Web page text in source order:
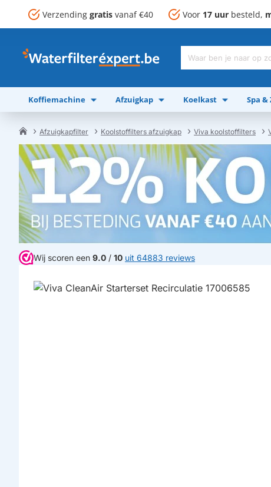
Verzending gratis vanaf €40 Voor 17 uur besteld,
Waar
je
naar
op
Koffiemachine Afzuigkap Koelkast Spa
Afzuigkapfilter Koolstoffilters afzuigkap Viva koolstoffilters
Wij scoren een 9.0 / 10 uit 64883 reviews